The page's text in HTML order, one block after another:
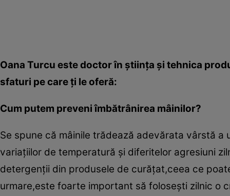
Oana Turcu este doctor în ştiinţa şi tehnica
sfaturi pe care ţi le oferă:
Cum putem preveni îmbătrânirea mâinilor?
Se spune că mâinile trădează adevărata vârstă
variaţiilor de temperatură şi diferitelor agresiuni
detergenţii din produsele de curăţat,ceea ce
urmare,este foarte important să foloseşti zilnic o